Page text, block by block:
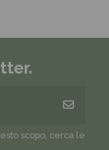
scopo, cerca le